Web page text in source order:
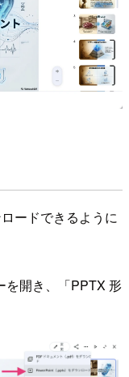
ードできるように
を開き、「PPTX 形